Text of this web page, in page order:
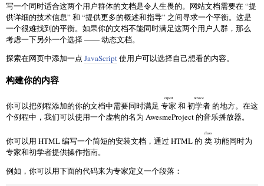
写一个同时适合这两个用户群体的文档是令人生畏的。网站文档需要在 “提
供详细的技术信息” 和 “提供更多的概述和指导” 之间寻求一个平衡。这是
一个很难找到的平衡。如果你的文档不能同时满足这两个用户人群，那么
考虑一下另外一个选择 —— 动态文档。
探索在网页中添加一点 JavaScript使用户可以选择自己想看的内容。
构建你的内容
你可以把例程添加的你的文档中需要同时满足 专家
expert
和 初学者
novice
的地方。在这
个例程中，我们可以使用一个虚构的名为 AwesmeProject 的音乐播放器。
你可以用 HTML 编写一个简短的安装文档，通过 HTML 的 类
class
功能同时为
专家和初学者提供操作指南。
例如，你可以用下面的代码来为专家定义一个段落：